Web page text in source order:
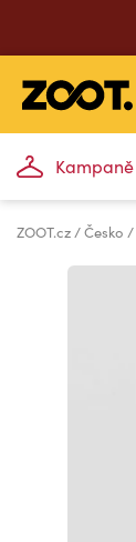
Kampaně
ZOOT.cz Česko